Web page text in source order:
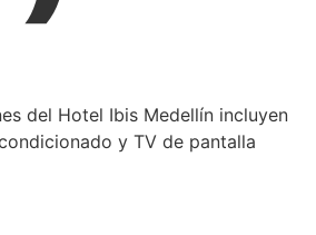
del Hotel Ibis Medellín incluyen
y TV de pantalla